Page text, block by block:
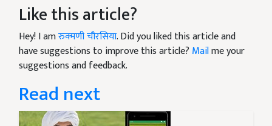
Like this article?
Hey! I amरुक्मणी चौरसिया. Did you liked this article and
have suggestions to improve this article? Mailme your
suggestions and feedback.
Read next